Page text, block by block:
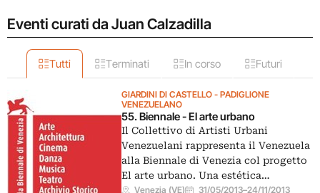
Eventi curati da Juan Calzadilla
Tutti Terminati In corso Futuri
GIARDINI DI CASTELLO - PADIGLIONE
VENEZUELANO
55. Biennale - El arte urbano
Il Collettivo di Artisti Urbani
Venezuelani rappresenta il Venezuela
alla Biennale di Venezia col progetto
El arte urbano. Una estética…
Venezia (VE) 31/05/2013–24/11/2013